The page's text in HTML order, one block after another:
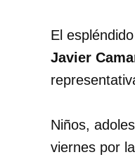
El
Javier
Niños,
viernes por